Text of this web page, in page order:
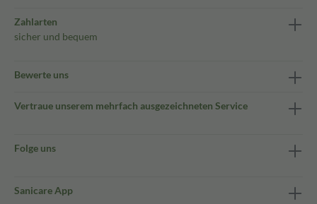
Zahlarten
sicher und bequem
Bewerte uns
Vertraue unserem mehrfach ausgezeichneten Service
Folge uns
Sanicare App